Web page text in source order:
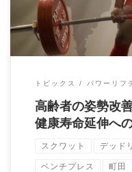
トピックス パワーリフ
高齢者の姿勢改
健康寿命延伸へ
スクワット デッド
ベンチプレス 町田